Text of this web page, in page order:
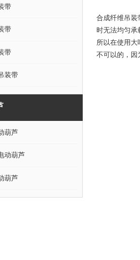
带
带
带
装带
葫芦
动葫芦
葫芦
合成纤维吊装
时无法均匀承
所以在使用
不可以的，因